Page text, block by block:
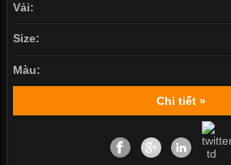
Vải:
Size:
Màu:
Chi tiết »